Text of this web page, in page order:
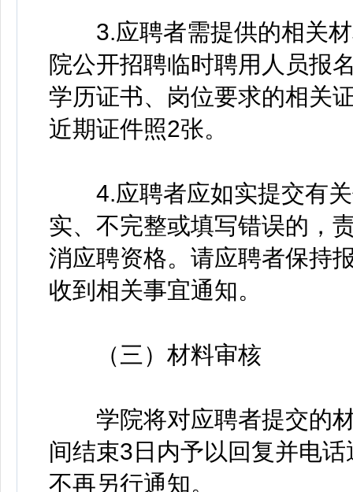
3.应聘者需提供的相关材
院公开招聘临时聘用人员报
学历证书、岗位要求的相关
近期证件照2张。
4.应聘者应如实提交有关
实、不完整或填写错误的，
消应聘资格。请应聘者保持
收到相关事宜通知。
（三）材料审核
学院将对应聘者提交的材
间结束3日内予以回复并电
不再另行通知。